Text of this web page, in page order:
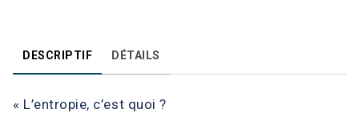
DESCRIPTIF DÉTAILS
« L’entropie, c’est quoi ?